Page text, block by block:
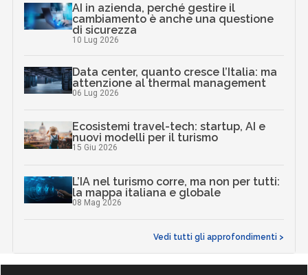
AI in azienda, perché gestire il
cambiamento è anche una questione
di sicurezza
10 Lug 2026
Data center, quanto cresce l’Italia: ma
attenzione al thermal management
06 Lug 2026
Ecosistemi travel-tech: startup, AI e
nuovi modelli per il turismo
15 Giu 2026
L’IA nel turismo corre, ma non per tutti:
la mappa italiana e globale
08 Mag 2026
Vedi tutti gli approfondimenti >